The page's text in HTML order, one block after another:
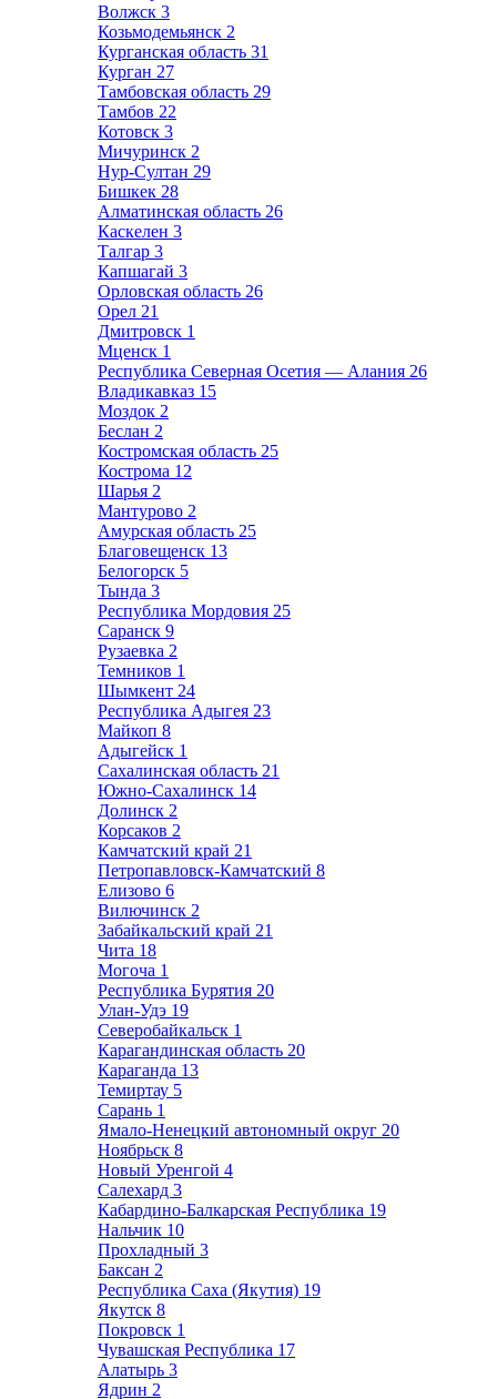
Волжск 3
Козьмодемьянск 2
Курганская область 31
Курган 27
Тамбовская область 29
Тамбов 22
Котовск 3
Мичуринск 2
Нур-Султан 29
Бишкек 28
Алматинская область 26
Каскелен 3
Талгар 3
Капшагай 3
Орловская область 26
Орел 21
Дмитровск 1
Мценск 1
Республика Северная Осетия — Алания 26
Владикавказ 15
Моздок 2
Беслан 2
Костромская область 25
Кострома 12
Шарья 2
Мантурово 2
Амурская область 25
Благовещенск 13
Белогорск 5
Тында 3
Республика Мордовия 25
Саранск 9
Рузаевка 2
Темников 1
Шымкент 24
Республика Адыгея 23
Майкоп 8
Адыгейск 1
Сахалинская область 21
Южно-Сахалинск 14
Долинск 2
Корсаков 2
Камчатский край 21
Петропавловск-Камчатский 8
Елизово 6
Вилючинск 2
Забайкальский край 21
Чита 18
Могоча 1
Республика Бурятия 20
Улан-Удэ 19
Северобайкальск 1
Карагандинская область 20
Караганда 13
Темиртау 5
Сарань 1
Ямало-Ненецкий автономный округ 20
Ноябрьск 8
Новый Уренгой 4
Салехард 3
Кабардино-Балкарская Республика 19
Нальчик 10
Прохладный 3
Баксан 2
Республика Саха (Якутия) 19
Якутск 8
Покровск 1
Чувашская Республика 17
Алатырь 3
Ядрин 2